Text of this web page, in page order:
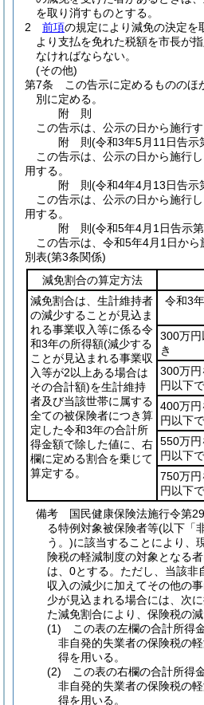
を取り消すものとする。
2
前項の規定により減免の決定を
より支払を免れた税額を市長が
なければならない。
(その他)
第7条
この告示に定めるものの
別に定める。
附 則
この告示は、公示の日から施行す
附 則(令和3年5月11日告示
この告示は、公示の日から施行
用する。
附 則(令和4年4月13日告示
この告示は、公示の日から施行
用する。
附 則(令和5年4月1日告示
この告示は、令和5年4月1日から
別表(第3条関係)
減免割合の算定方法
減免割合は、生計維持者
の減少することが見込ま
れる事業収入等に係る令
和3年の所得額(減少する
ことが見込まれる事業収
入等が2以上ある場合は
その合計額)を生計維持
者及び当該世帯に属する
全ての被保険者につき算
定した令和3年の合計所
得金額で除した値に、右
欄に定める割合を乗じて
算定する。
令和3
300万円
き
300万
円以下
400万
円以下
550万
円以下
750万
円以下
備考 国民健康保険法施行令第
る特例対象被保険者等(以下「
う。)に該当することにより、
険税の軽減制度の対象となる
は、0とする。ただし、当該非
収入の減少に加えてその他の
少が見込まれる場合には、次
た減免割合により、保険税の
(1) この表の左欄の合計所得金
非自発的失業者の保険税の
得を用いる。
(2) この表の右欄の合計所得金
非自発的失業者の保険税の
得を用いる。